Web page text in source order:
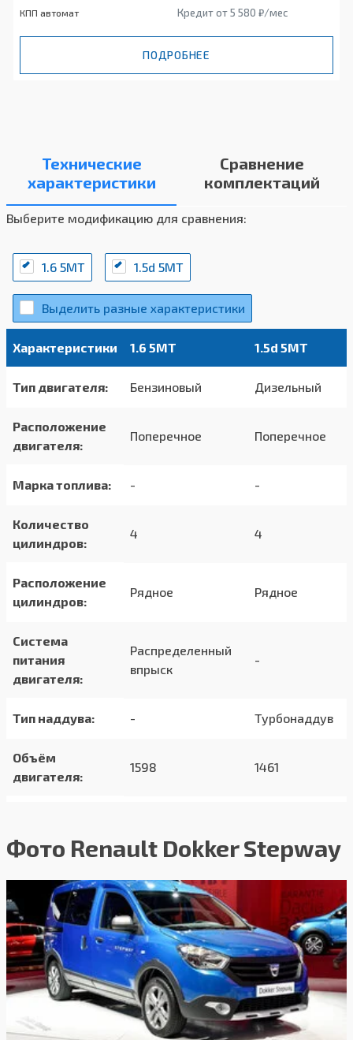
КПП автомат Кредит от 5 580 ₽/мес
ПОДРОБНЕЕ
Технические
характеристики
Сравнение
комплектаций
Выберите модификацию для сравнения:
1.6 5MT 1.5d 5MT
Выделить разные характеристики
Характеристики 1.6 5MT 1.5d 5MT
Тип двигателя: Бензиновый Дизельный
Расположение
двигателя:
Поперечное Поперечное
Марка топлива: - -
Количество
цилиндров:
4 4
Расположение
цилиндров:
Рядное Рядное
Система
питания
двигателя:
Распределенный
впрыск
-
Тип наддува: - Турбонаддув
Объём
двигателя:
1598 1461
Разгон до
13.0 с
Максимальная
скорость:
159 км/ч 162 км/ч
Расход в
городском
10.0/100км 5.0/100км
Фото Renault Dokker Stepway